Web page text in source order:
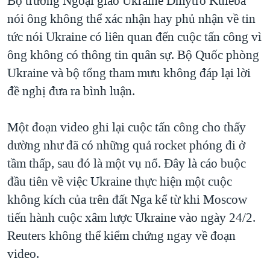
QUAN HỆ VIỆT MỸ
nói ông không thể xác nhận hay phủ nhận về tin
tức nói Ukraine có liên quan đến cuộc tấn công vì
ông không có thông tin quân sự. Bộ Quốc phòng
Ukraine và bộ tổng tham mưu không đáp lại lời
đề nghị đưa ra bình luận.
Một đoạn video ghi lại cuộc tấn công cho thấy
dường như đã có những quả rocket phóng đi ở
tầm thấp, sau đó là một vụ nổ. Đây là cáo buộc
đầu tiên về việc Ukraine thực hiện một cuộc
không kích của trên đất Nga kể từ khi Moscow
tiến hành cuộc xâm lược Ukraine vào ngày 24/2.
Reuters không thể kiểm chứng ngay về đoạn
video.